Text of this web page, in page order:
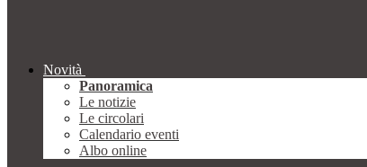
Novità
Panoramica
Le notizie
Le circolari
Calendario eventi
Albo online